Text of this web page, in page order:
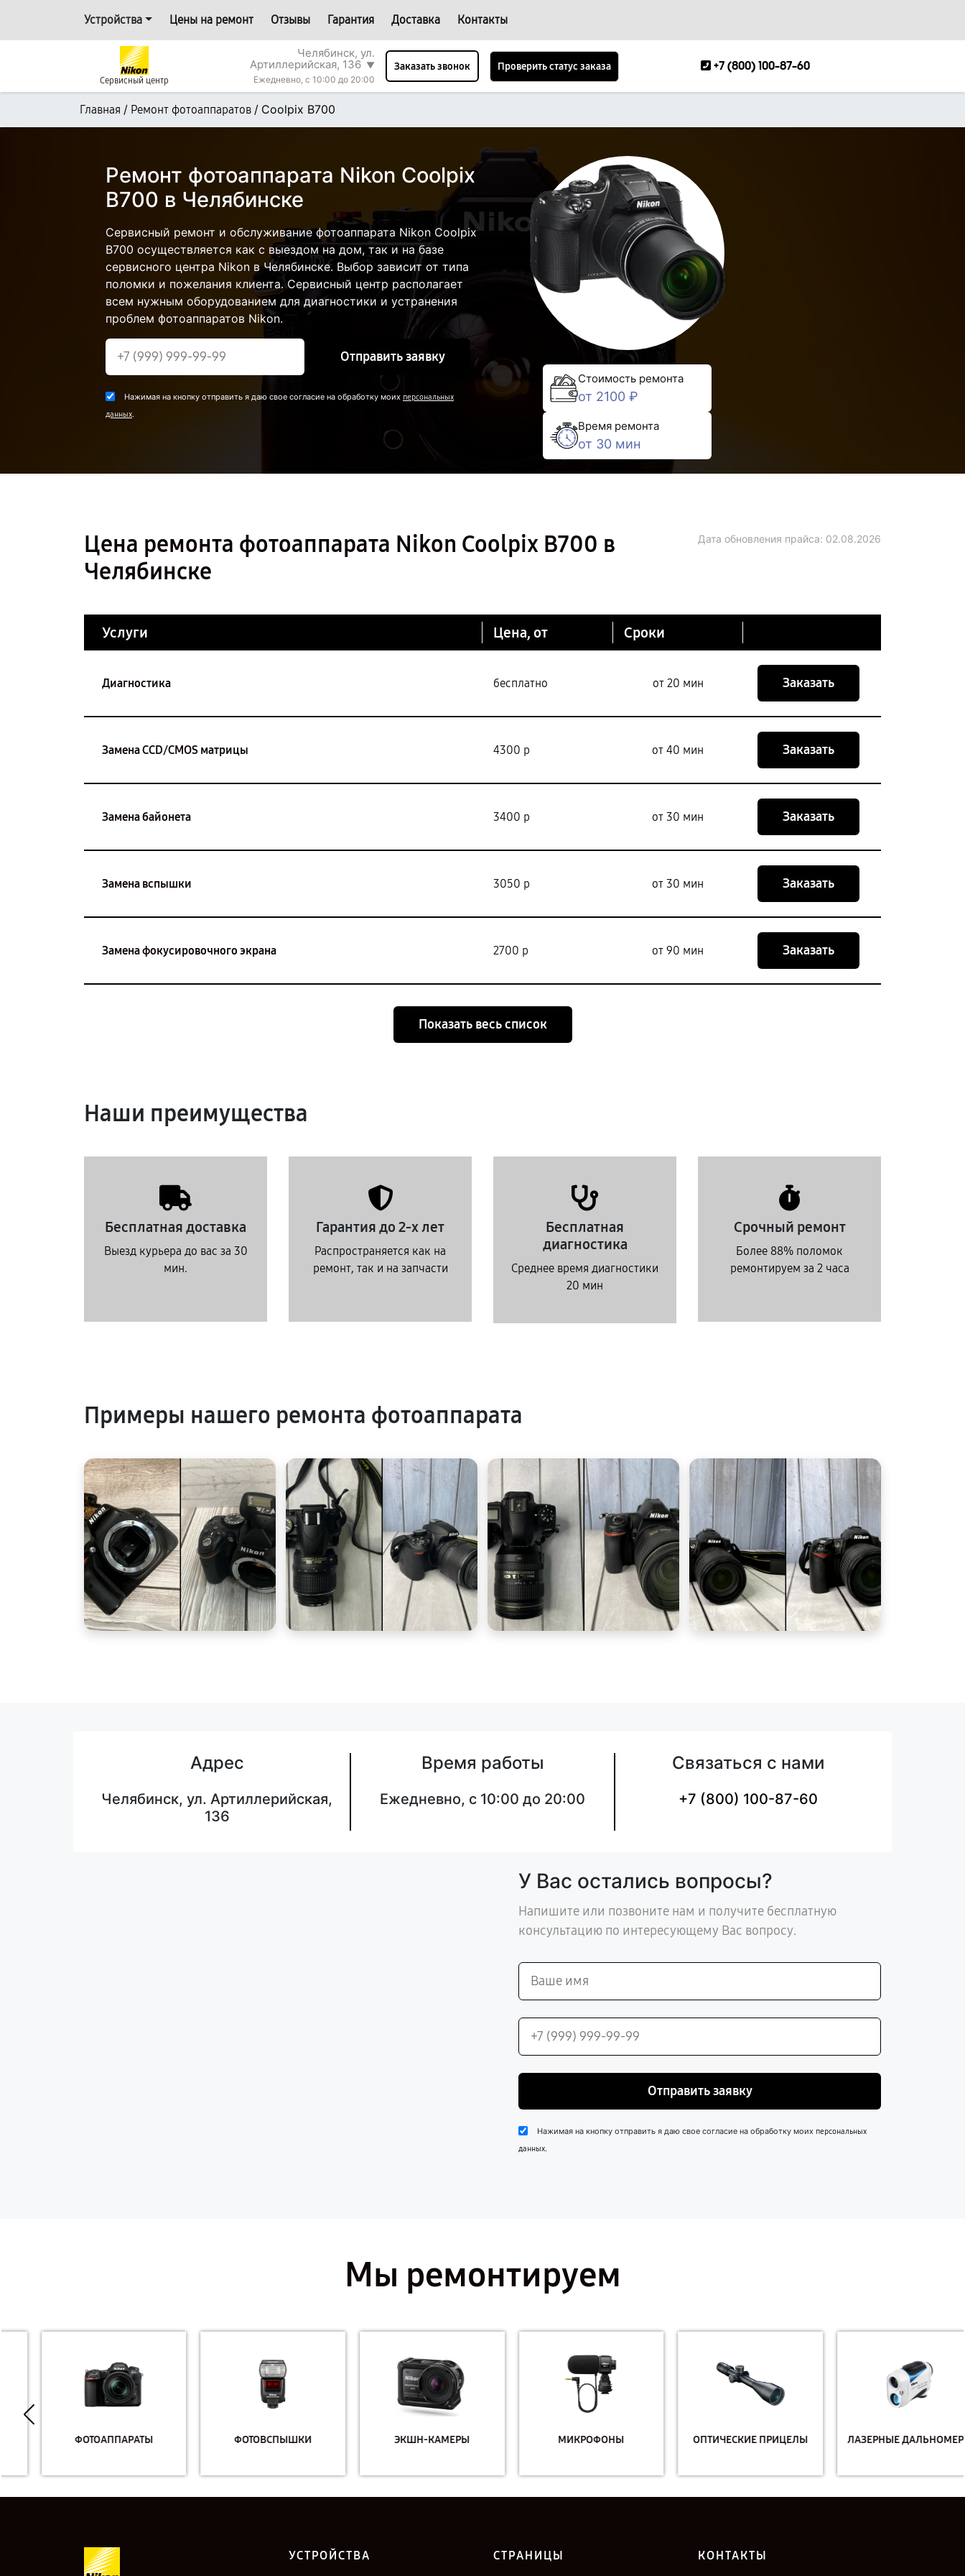
Устройства Цены на ремонт Отзывы Гарантия Доставка Контакты
Сервисный центр
Челябинск, ул.
Артиллерийская, 136 ▼
Ежедневно, с 10:00 до 20:00
Заказать звонок Проверить статус заказа +7 (800) 100-87-60
Главная / Ремонт фотоаппаратов / Coolpix B700
Ремонт фотоаппарата Nikon Coolpix
B700 в Челябинске
Сервисный ремонт и обслуживание фотоаппарата Nikon Coolpix
B700 осуществляется как с выездом на дом, так и на базе
сервисного центра Nikon в Челябинске. Выбор зависит от типа
поломки и пожелания клиента. Сервисный центр располагает
всем нужным оборудованием для диагностики и устранения
проблем фотоаппаратов Nikon.
Отправить заявку
Нажимая на кнопку отправить я даю свое согласие на обработку моих персональных
данных.
Стоимость ремонта
от 2100 ₽
Время ремонта
от 30 мин
Цена ремонта фотоаппарата Nikon Coolpix B700 в
Челябинске
Дата обновления прайса: 02.08.2026
Услуги Цена, от Сроки
Диагностика бесплатно от 20 мин Заказать
Замена CCD/CMOS матрицы 4300 р от 40 мин Заказать
Замена байонета 3400 р от 30 мин Заказать
Замена вспышки 3050 р от 30 мин Заказать
Замена фокусировочного экрана 2700 р от 90 мин Заказать
Показать весь список
Наши преимущества
Бесплатная доставка
Выезд курьера до вас за 30
мин.
Гарантия до 2-х лет
Распространяется как на
ремонт, так и на запчасти
Бесплатная
диагностика
Среднее время диагностики
20 мин
Срочный ремонт
Более 88% поломок
ремонтируем за 2 часа
Примеры нашего ремонта фотоаппарата
Адрес
Челябинск, ул. Артиллерийская,
136
Время работы
Ежедневно, с 10:00 до 20:00
Связаться с нами
+7 (800) 100-87-60
У Вас остались вопросы?
Напишите или позвоните нам и получите бесплатную
консультацию по интересующему Вас вопросу.
Отправить заявку
Нажимая на кнопку отправить я даю свое согласие на обработку моих персональных
данных.
Мы ремонтируем
ФОТОАППАРАТЫ ФОТОВСПЫШКИ ЭКШН-КАМЕРЫ МИКРОФОНЫ ОПТИЧЕСКИЕ ПРИЦЕЛЫ ЛАЗЕРНЫЕ ДАЛЬНОМЕРЫ
УСТРОЙСТВА СТРАНИЦЫ КОНТАКТЫ